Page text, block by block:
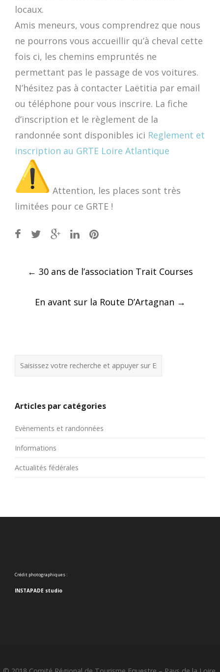
locaux.
Amis meneurs, vous comprendrez que nous
ne pourrons vous accueillir qu’à cheval cette
fois ci, les chemins empruntés ne
permettant pas le passage de vos voitures.
N’hésitez pas à contacter Laëtitia par email
ou téléphone pour vous inscrire. La fiche
d’inscription et le règlement de la
randonnée sont disponibles ici Reglement et
inscription au GRTE Loire Atlantique
Attention, les places sont très
limitées pour ce GRTE !
Post
← 30 ans de l’association Trait Courses
En avant sur la Route D’Artagnan →
Articles par catégories
Evènements et randonnées
Informations
Actualités fédérales
Crédit photographiques :
INSTAPADE studio